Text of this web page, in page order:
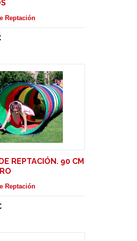
Reptación
REPTACIÓN. 90 CM
Reptación